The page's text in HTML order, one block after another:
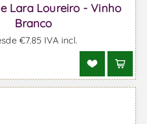
Lara Loureiro - Vinho
Branco
€7,85 IVA incl.